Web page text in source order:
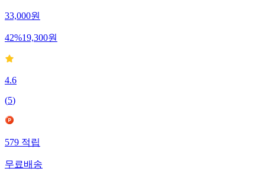
33,000원
42%19,300원
4.6
(5)
579 적립
무료배송